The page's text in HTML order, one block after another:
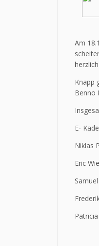
Am
herzlich.
Knapp
Benno
E-
Niklas
Eric